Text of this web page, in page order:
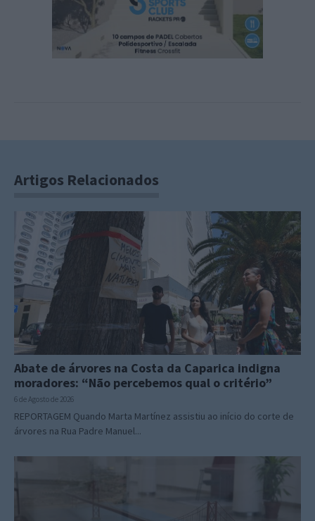
Artigos Relacionados
Abate de árvores na Costa da Caparica indigna
moradores: “Não percebemos qual o critério”
6 de Agosto de 2026
REPORTAGEM Quando Marta Martínez assistiu ao início do corte de
árvores na Rua Padre Manuel...